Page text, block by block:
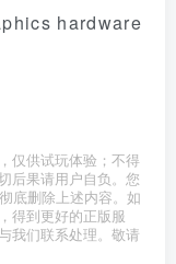
hardware
仅供试玩体验；不得
后果请用户自负。您
底删除上述内容。如
得到更好的正版服
我们联系处理。敬请